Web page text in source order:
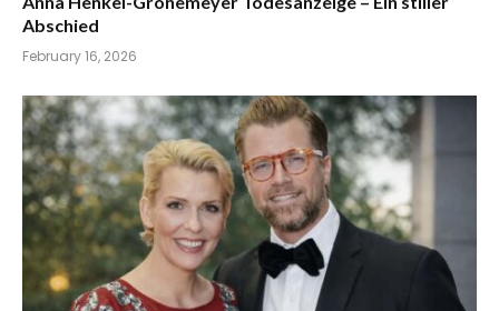
Abschied
February 16, 2026